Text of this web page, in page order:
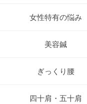
女性特有の悩み
美容鍼
ぎっくり腰
四十肩・五十肩